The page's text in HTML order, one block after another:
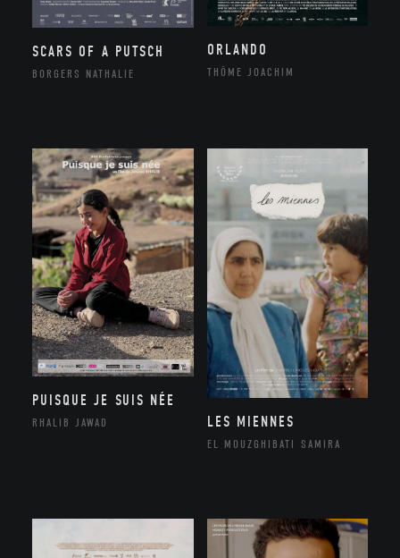
SCARS OF A PUTSCH
BORGERS NATHALIE
ORLANDO
THÔME JOACHIM
PUISQUE JE SUIS NÉE
RHALIB JAWAD LES MIENNES
EL MOUZGHIBATI SAMIRA